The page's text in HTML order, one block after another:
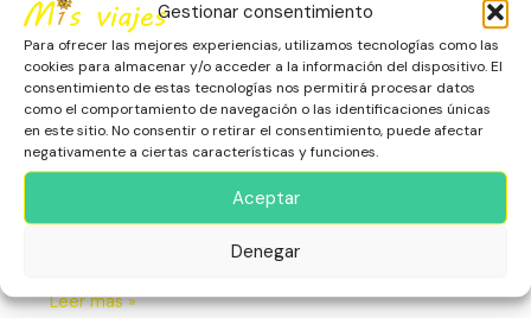
Gestionar consentimiento
Para ofrecer las mejores experiencias, utilizamos tecnologías como las
cookies para almacenar y/o acceder a la información del dispositivo. El
consentimiento de estas tecnologías nos permitirá procesar datos
como el comportamiento de navegación o las identificaciones únicas
en este sitio. No consentir o retirar el consentimiento, puede afectar
negativamente a ciertas características y funciones.
Aceptar
Denegar
Chichén Itzá: El Corazón Maya
que Late en la Historia
América,Escapadas,México,Patrimonio Histórico
Descubre los secretos de Chichén Itzá en nuestro blog:
historia, arquitectura maya, curiosidades y consejos para
visitar esta maravilla del mundo. ¡Viaja al pasado y
El
Corazón
Maya
que
Late
en
la
Leer más »